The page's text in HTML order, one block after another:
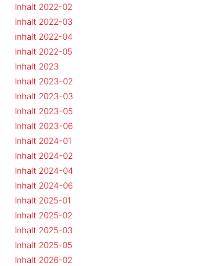
Inhalt 2022-02
Inhalt 2022-03
inhalt 2022-04
Inhalt 2022-05
Inhalt 2023
Inhalt 2023-02
Inhalt 2023-03
Inhalt 2023-05
Inhalt 2023-06
Inhalt 2024-01
Inhalt 2024-02
Inhalt 2024-04
Inhalt 2024-06
Inhalt 2025-01
Inhalt 2025-02
Inhalt 2025-03
Inhalt 2025-05
Inhalt 2026-02